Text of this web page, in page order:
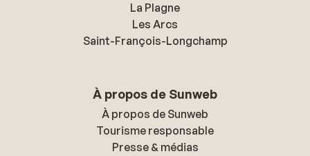
La Plagne
Les Arcs
Saint-François-Longchamp
À propos de Sunweb
À propos de Sunweb
Tourisme responsable
Presse & médias